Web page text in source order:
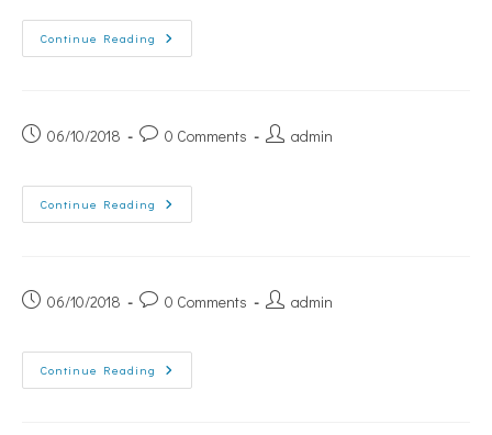
Continue Reading
06/10/2018 0 Comments admin
Continue Reading
06/10/2018 0 Comments admin
Continue Reading